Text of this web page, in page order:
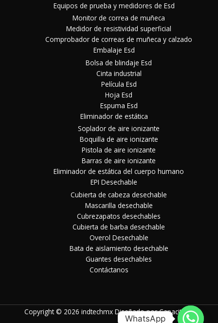
Equipos de prueba y medidores de Esd
Monitor de correa de muñeca
Medidor de resistividad superficial
Comprobador de correas de muñeca y calzado
Embalaje Esd
Bolsa de blindaje Esd
Cinta industrial
Película Esd
Hoja Esd
Espuma Esd
Eliminador de estática
Soplador de aire ionizante
Boquilla de aire ionizante
Pistola de aire ionizante
Barras de aire ionizante
Eliminador de estática del cuerpo humano
EPI Desechable
Cubierta de cabeza desechable
Mascarilla desechable
Cubrezapatos desechables
Cubierta de barba desechable
Overol Desechable
Bata de aislamiento desechable
Guantes desechables
Contáctanos
Copyright © 2026 indtechmx Diseñado porCapacitecbi
WhatsApp